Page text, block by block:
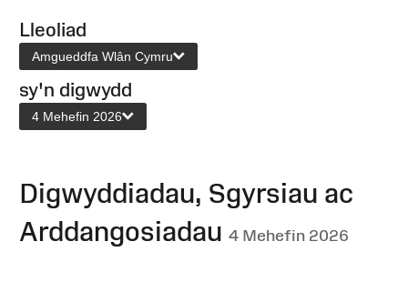
Lleoliad
Amgueddfa Wlân Cymru
sy'n digwydd
4 Mehefin 2026
Digwyddiadau, Sgyrsiau ac
Arddangosiadau 4 Mehefin 2026